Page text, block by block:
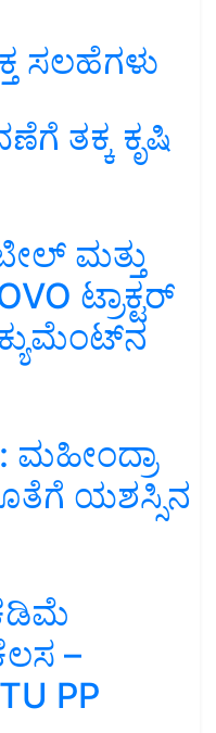
ಸಲಹೆಗಳು
ತಕ್ಕ ಕೃಷಿ
ಮತ್ತು
ಟ್ರಾಕ್ಟರ್
ಯಶಸ್ಸಿನ
–
PP